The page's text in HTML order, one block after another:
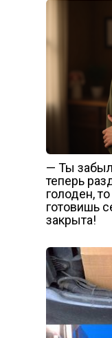
— Ты
теперь
голоден,
готовишь
закрыта!